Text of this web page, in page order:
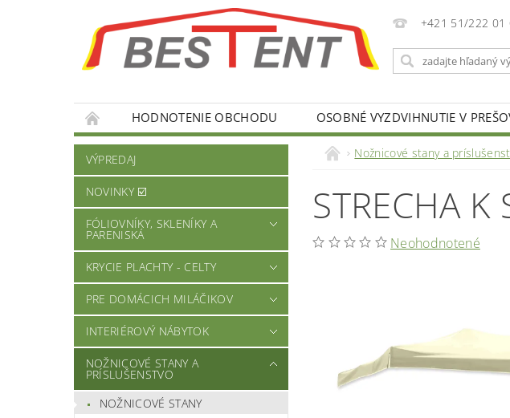
+421 51/222 01
HODNOTENIE OBCHODU OSOBNÉ VYZDVIHNUTIE V
VÝPREDAJ
NOVINKY ☑️
FÓLIOVNÍKY, SKLENÍKY A
PARENISKÁ
KRYCIE PLACHTY - CELTY
PRE DOMÁCICH MILÁČIKOV
INTERIÉROVÝ NÁBYTOK
NOŽNICOVÉ STANY A
PRÍSLUŠENSTVO
NOŽNICOVÉ STANY
Nožnicové stany a
STRECHA
Neohodnotené